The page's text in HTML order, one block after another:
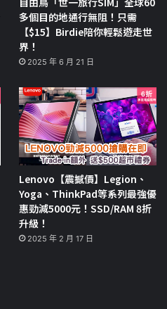
多個目的地通行無阻！只需
【$15】Birdie陪你輕鬆遊走世
界！
2025 年 6 月 21 日
Lenovo【震撼價】Legion、
Yoga、ThinkPad等系列最強優
惠勁減5000元！SSD/RAM 8折
升級！
2025 年 2 月 17 日